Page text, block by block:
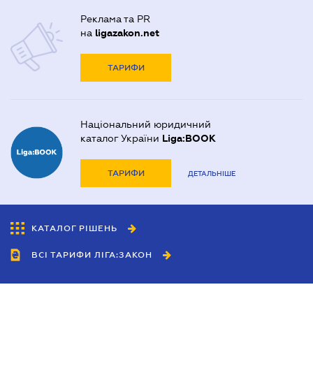
Реклама та PR
на ligazakon.net
ТАРИФИ
Національний юридичний
каталог України Liga:BOOK
ТАРИФИ ДЕТАЛЬНІШЕ
КАТАЛОГ РІШЕНЬ
ВСІ ТАРИФИ ЛІГА:ЗАКОН